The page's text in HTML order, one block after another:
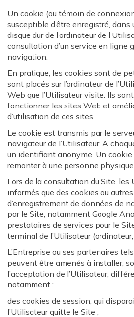
Un cookie (ou témoin de
susceptible d’être enregistré, dans
disque dur de l’ordinateur de
consultation d’un service en ligne
navigation.
En pratique, les cookies sont de
sont placés sur l’ordinateur de
Web que l’Utilisateur visite. Ils
fonctionner les sites Web et
d’utilisation de ces sites.
Le cookie est transmis par le
navigateur de l’Utilisateur. A
un identifiant anonyme. Un
remonter à une personne physique.
Lors de la consultation du Site, les
informés que des cookies ou
d’enregistrement de données de
par le Site, notamment Google
prestataires de services pour le
terminal de l’Utilisateur
L’Entreprise ou ses partenaires
peuvent être amenés à installer,
l’acceptation de l’Utilisateur,
notamment :
des cookies de session, qui
l’Utilisateur quitte le Site ;